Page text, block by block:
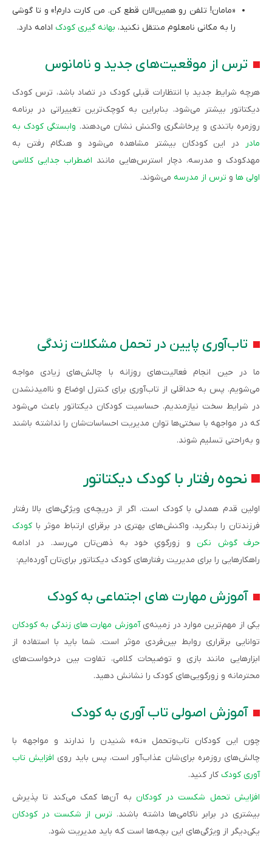
«مامان! تلفن رو همین‌الان قطع کن. من کارت دارم!» و تا گوشی
را به مکانی نامعلوم منتقل نکنید، بهانه گیری کودک ادامه دارد.
ترس از موقعیت‌های جدید و نامانوس
هرچه شرایط جدید با انتظارات قبلی کودک در تضاد باشد، ترس کودک
دیکتاتور بیشتر می‌شود. بنابراین به کوچک‌ترین تغییراتی در برنامه‌
روزمره باتندی و پرخاشگری واکنش نشان می‌دهند. وابستگی کودک به
مادر
در این کودکان بیشتر مشاهده می‌شود و هنگام رفتن به
مهدکودک و مدرسه، دچار استرس‌هایی مانند اضطراب جدایی کلاسی
اولی‌ ها و ترس از مدرسه می‌شوند.
تاب‌آوری پایین در تحمل مشکلات زندگی
ما در حین انجام فعالیت‌های روزانه با چالش‌های زیادی مواجه
می‌شویم. پس به حداقلی از تاب‌آوری برای کنترل اوضاع و ناامیدنشدن
در شرایط سخت نیازمندیم. حساسیت کودکان دیکتاتور باعث می‌شود
که در مواجهه با سختی‌ها توان مدیریت احساسات‌شان را نداشته باشند
و به‌راحتی تسلیم ‌شوند.
نحوه رفتار با کودک دیکتاتور
اولین قدم همدلی با کودک است. اگر از دریچه‌ی ویژگی‌های بالا رفتار
فرزندتان را بنگرید، واکنش‌های‌ بهتری در برقرای ارتباط موثر با کودک
حرف گوش نکنو زورگویِ خود به ذهن‌تان می‌رسد. در ادامه
راهکارهایی را برای مدیریت رفتارهای کودک دیکتاتور برای‌تان آورده‌ایم:
آموزش مهارت‌ های اجتماعی به کودک
یکی از مهم‌ترین موارد در زمینه‌یآموزش مهارت های زندگی به کودکان
توانایی برقراری روابط بین‌فردی موثر است. شما باید با استفاده از
ابزارهایی مانند بازی و توضیحات کلامی، تفاوت بین درخواست‌های
محترمانه و زورگویی‌های کودک را نشانش دهید.
آموزش اصولی تاب آوری به کودک
چون این کودکان تاب‌وتحمل «نه» شنیدن را ندارند و مواجهه با
چالش‌های روزمره برای‌شان عذاب‌آور است، پس باید روی افزایش تاب
آوری کودک کار کنید.
افزایش تحمل شکست در کودکان به آن‌ها کمک می‌کند تا پذیرش
بیشتری در برابر ناکامی‌ها داشته باشند. ترس از شکست در کودکان
یکی‌دیگر از ویژگی‌های این بچه‌ها است که باید مدیریت شود.